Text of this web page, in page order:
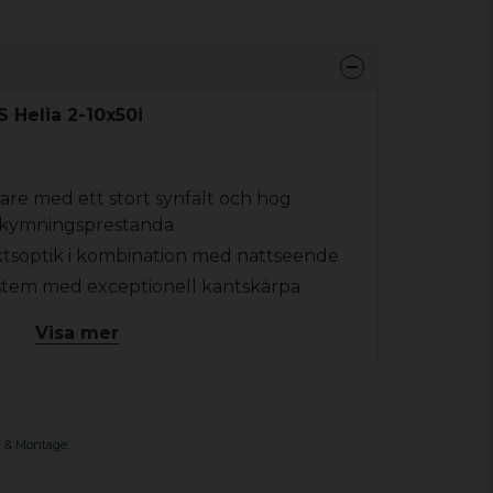
Helia 2-10x50i
med ett stort synfält och hög
i kombination med nattseende
med exceptionell kantskärpa
med intelligent automatisk
alternativ väljer du uppe till
Visa mer
& Montage